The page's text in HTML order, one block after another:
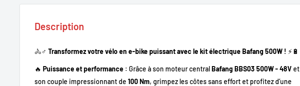
Description
🚴♂️ Transformez votre vélo en e-bike puissant avec le kit électrique Bafang 500W ! ⚡🔋
🔥 Puissance et performance : Grâce à son moteur centralBafang BBS03 500W - 48Vet
son couple impressionnant de 100 Nm, grimpez les côtes sans effort et profitez d’une